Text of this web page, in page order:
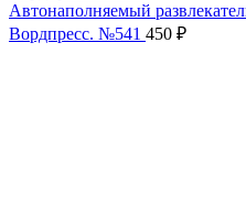
Автонаполняемый
Вордпресс. №541 450 ₽